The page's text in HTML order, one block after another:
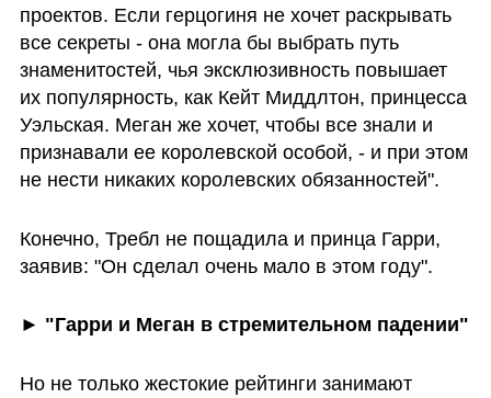
проектов. Если герцогиня не хочет раскрывать
все секреты - она могла бы выбрать путь
знаменитостей, чья эксклюзивность повышает
их популярность, как Кейт Миддлтон, принцесса
Уэльская. Меган же хочет, чтобы все знали и
признавали ее королевской особой, - и при этом
не нести никаких королевских обязанностей".
Конечно, Требл не пощадила и принца Гарри,
заявив: "Он сделал очень мало в этом году".
► "Гарри и Меган в стремительном падении"
Но не только жестокие рейтинги занимают